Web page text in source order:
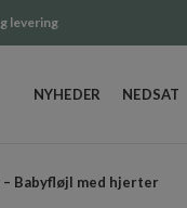
levering
NYHEDER NEDSAT
– Babyfløjl med hjerter